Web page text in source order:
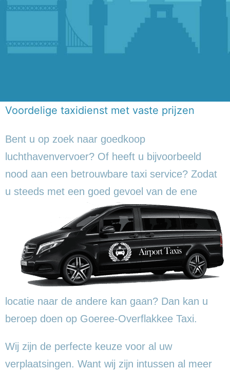
Voordelige taxidienst met vaste prijzen
Bent u op zoek naar goedkoop
luchthavenvervoer? Of heeft u bijvoorbeeld
nood aan een betrouwbare taxi service? Zodat
u steeds met een goed gevoel van de ene
locatie naar de andere kan gaan? Dan kan u
beroep doen op Goeree-Overflakkee Taxi.
Wij zijn de perfecte keuze voor al uw
verplaatsingen. Want wij zijn intussen al meer